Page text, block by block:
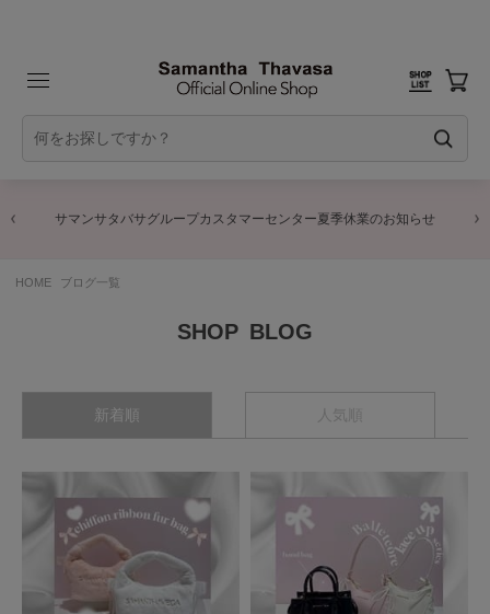
サマンサタバサグループカスタマーセンター夏季休業のお知らせ
HOME ブログ一覧
BLOG
新着順 人気順